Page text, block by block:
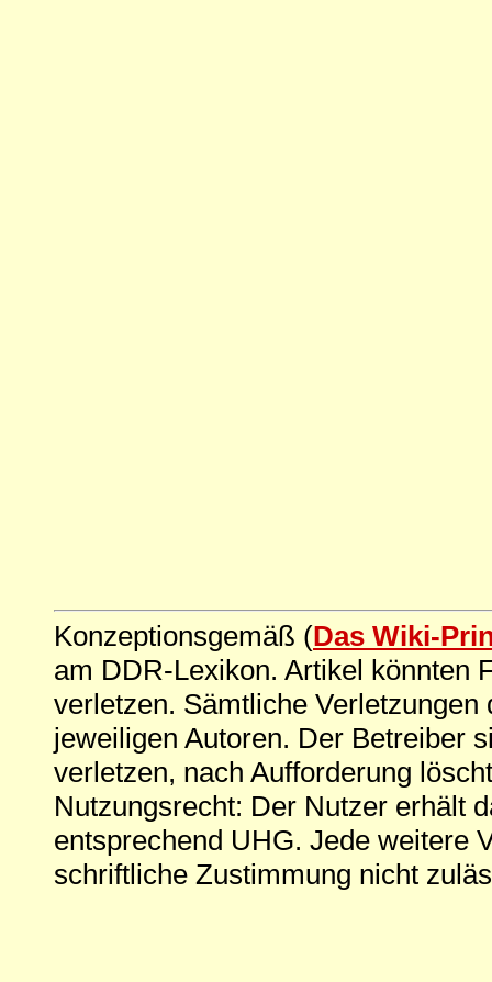
Konzeptionsgemäß (Das Wiki-
am DDR-Lexikon. Artikel könnten
verletzen. Sämtliche
jeweiligen Autoren. Der Betreiber
verletzen, nach Aufforderung
Nutzungsrecht: Der Nutzer erhält
entsprechend UHG. Jede weitere
schriftliche Zustimmung nicht